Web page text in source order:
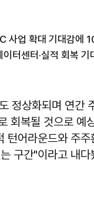
사업 확대 기대감에
터센터·실적 회복
정상화되며 연간
회복될 것으로 예
턴어라운드와 주주
구간"이라고 내다